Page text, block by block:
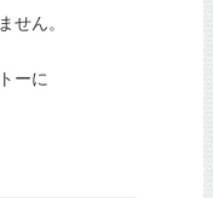
せん。
ーに